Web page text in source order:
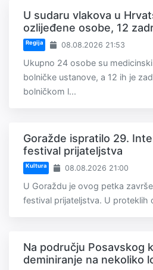
U sudaru vlakova u
ozlijeđene osobe, 12
Regija 08.08.2026 21:53
Ukupno 24 osobe su
bolničke ustanove, a 12 ih je
bolničkom l...
Goražde ispratilo 29.
festival prijateljstva
Kultura 08.08.2026 21:00
U Goraždu je ovog petka
festival prijateljstva. U proteklih
Na području Posavskog
deminiranje na nekoliko